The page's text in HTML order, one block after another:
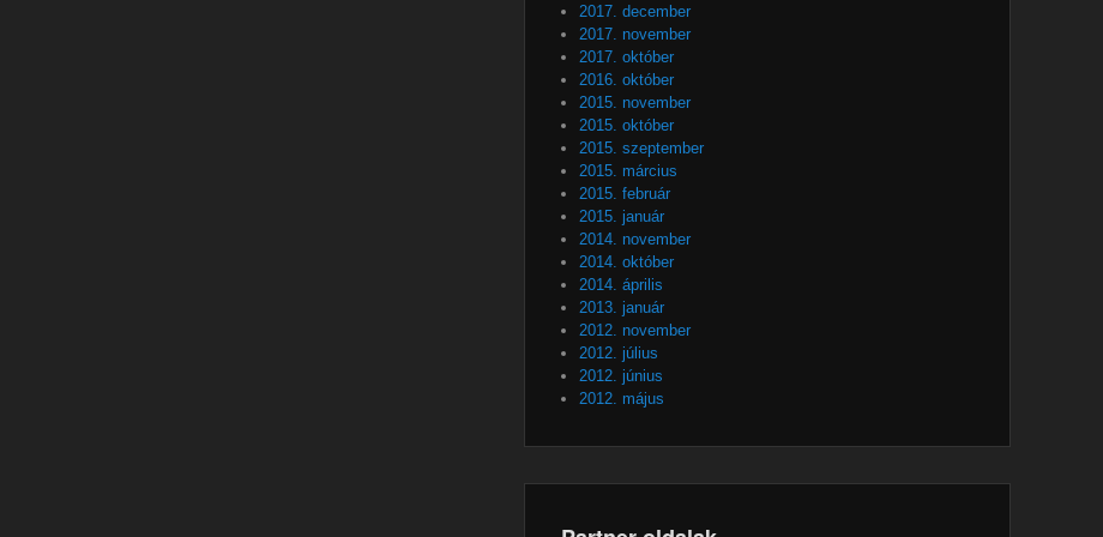
2017. december
2017. november
2017. október
2016. október
2015. november
2015. október
2015. szeptember
2015. március
2015. február
2015. január
2014. november
2014. október
2014. április
2013. január
2012. november
2012. július
2012. június
2012. május